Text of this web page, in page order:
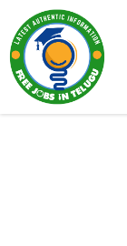
content